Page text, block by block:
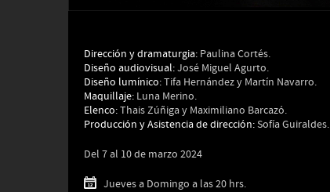
Dirección y dramaturgia: Paulina Cortés.
Diseño audiovisual:José Miguel Agurto.
Diseño lumínico:Tifa Hernández y Martín Navarro.
Maquillaje: Luna Merino.
Elenco:Thais Zúñiga y Maximiliano Barcazó.
Producción y Asistencia de dirección:Sofía Guiraldes.
Del 7 al 10 de marzo 2024
Jueves a Domingo a las 20 hrs.